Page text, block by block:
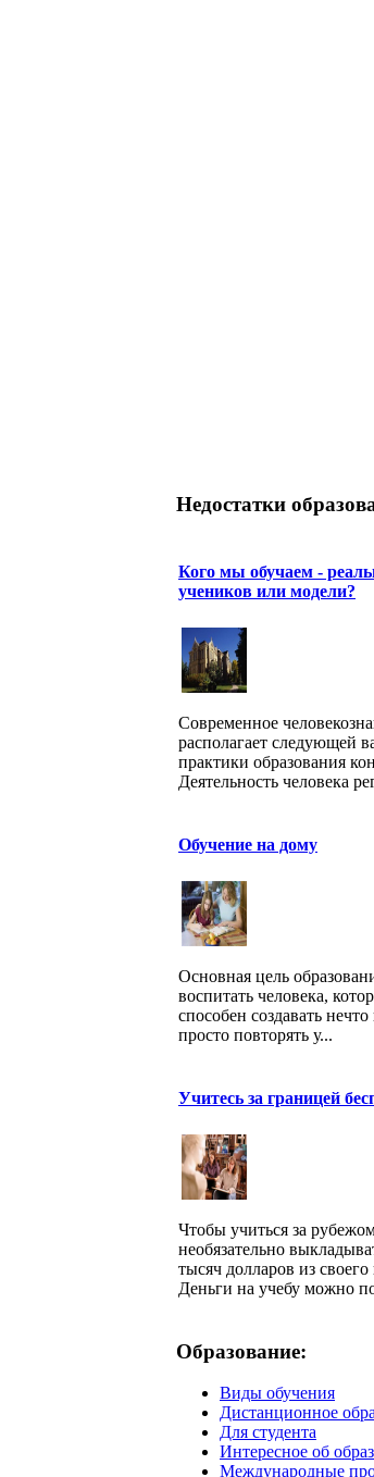
Недостатки
Кого мы обучаем -
учеников или модели?
Современное
располагает следующей
практики образования
Деятельность человека
Обучение на дому
Основная цель
воспитать человека,
способен создавать
просто повторять у...
Учитесь за границей
Чтобы учиться за
необязательно
тысяч долларов из своего
Деньги на учебу можно
Образование:
Виды обучения
Дистанционное
Для студента
Интересное об
Международные